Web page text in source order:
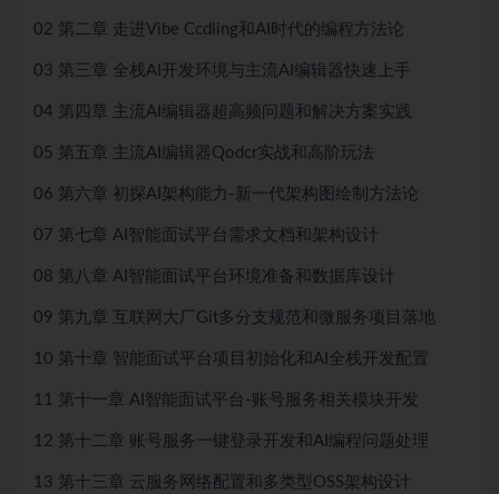
02 第二章 走进Vibe Ccdling和AI时代的编程方法论
03 第三章 全栈AI开发环境与主流AI编辑器快速上手
04 第四章 主流AI编辑器超高频问题和解决方案实践
05 第五章 主流AI编辑器Qodcr实战和高阶玩法
06 第六章 初探AI架构能力-新一代架构图绘制方法论
07 第七章 AI智能面试平台需求文档和架构设计
08 第八章 AI智能面试平台环境准备和数据库设计
09 第九章 互联网大厂Git多分支规范和微服务项目落地
10 第十章 智能面试平台项目初始化和AI全栈开发配置
11 第十一章 AI智能面试平台-账号服务相关模块开发
12 第十二章 账号服务一键登录开发和AI编程问题处理
13 第十三章 云服务网络配置和多类型OSS架构设计